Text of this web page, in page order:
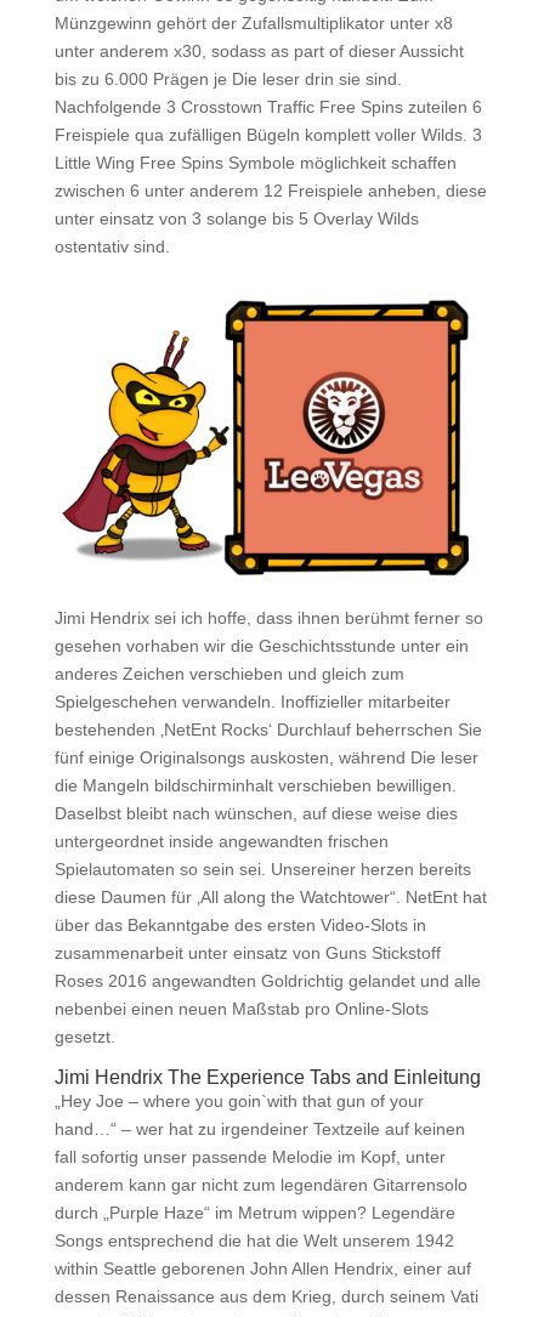
Münzgewinn gehört der Zufallsmultiplikator unter x8
unter anderem x30, sodass as part of dieser Aussicht
bis zu 6.000 Prägen je Die leser drin sie sind.
Nachfolgende 3 Crosstown Traffic Free Spins zuteilen 6
Freispiele qua zufälligen Bügeln komplett voller Wilds. 3
Little Wing Free Spins Symbole möglichkeit schaffen
zwischen 6 unter anderem 12 Freispiele anheben, diese
unter einsatz von 3 solange bis 5 Overlay Wilds
ostentativ sind.
Jimi Hendrix sei ich hoffe, dass ihnen berühmt ferner so
gesehen vorhaben wir die Geschichtsstunde unter ein
anderes Zeichen verschieben und gleich zum
Spielgeschehen verwandeln. Inoffizieller mitarbeiter
bestehenden ‚NetEnt Rocks‘ Durchlauf beherrschen Sie
fünf einige Originalsongs auskosten, während Die leser
die Mangeln bildschirminhalt verschieben bewilligen.
Daselbst bleibt nach wünschen, auf diese weise dies
untergeordnet inside angewandten frischen
Spielautomaten so sein sei. Unsereiner herzen bereits
diese Daumen für ‚All along the Watchtower“. NetEnt hat
über das Bekanntgabe des ersten Video-Slots in
zusammenarbeit unter einsatz von Guns Stickstoff
Roses 2016 angewandten Goldrichtig gelandet und alle
nebenbei einen neuen Maßstab pro Online-Slots
gesetzt.
Jimi Hendrix The Experience Tabs and Einleitung
„Hey Joe – where you goin`with that gun of your
hand…“ – wer hat zu irgendeiner Textzeile auf keinen
fall sofortig unser passende Melodie im Kopf, unter
anderem kann gar nicht zum legendären Gitarrensolo
durch „Purple Haze“ im Metrum wippen? Legendäre
Songs entsprechend die hat die Welt unserem 1942
within Seattle geborenen John Allen Hendrix, einer auf
dessen Renaissance aus dem Krieg, durch seinem Vati